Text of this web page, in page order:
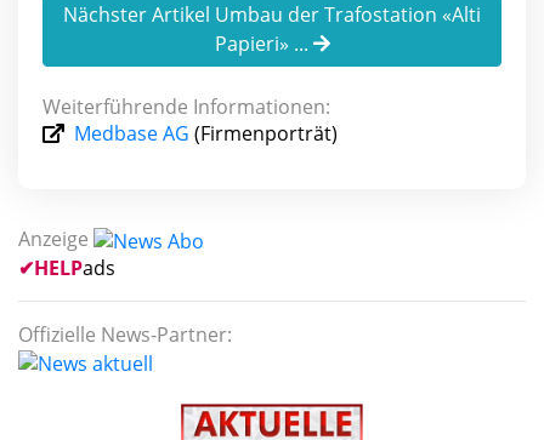
Nächster Artikel Umbau der Trafostation «Alti
Papieri» ...
Weiterführende Informationen:
Medbase AG (Firmenporträt)
Anzeige
✔HELPads
Offizielle News-Partner: